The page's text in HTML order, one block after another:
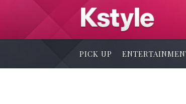
PICK UP